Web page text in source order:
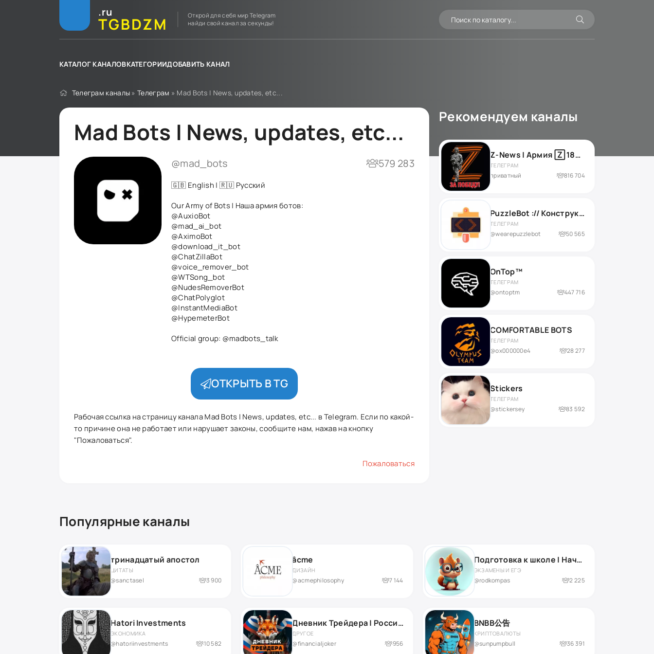
.ru
TGBDZM
Открой для себя мир Telegram
найди свой канал за секунды!
КАТАЛОГ КАНАЛОВКАТЕГОРИИДОБАВИТЬ КАНАЛ
Телеграм каналы »Телеграм » Mad Bots | News, updates, etc...
Mad Bots | News, updates, etc...
@mad_bots 579 283
🇬🇧 English | 🇷🇺 Русский
Our Army of Bots | Наша армия ботов:
@AuxioBot
@mad_ai_bot
@AximoBot
@download_it_bot
@ChatZillaBot
@voice_remover_bot
@WTSong_bot
@NudesRemoverBot
@ChatPolyglot
@InstantMediaBot
@HypemeterBot
Official group: @madbots_talk
ОТКРЫТЬ В TG
Рабочая ссылка на страницу канала Mad Bots | News, updates, etc... в Telegram. Если по какой-
то причине она не работает или нарушает законы, сообщите нам, нажав на кнопку
"Пожаловаться".
Пожаловаться
Рекомендуем каналы
Z-News | Армия 🅉 18+ 🔥
ТЕЛЕГРАМ
приватный 816 704
PuzzleBot :// Конструктор ботов
ТЕЛЕГРАМ
@wearepuzzlebot 50 565
OnTop™
ТЕЛЕГРАМ
@ontoptm 447 716
COMFORTABLE BOTS
ТЕЛЕГРАМ
@ox000000e4 28 277
Stickers
ТЕЛЕГРАМ
@stickersey 83 592
Популярные каналы
тринадцатый апостол
ЦИТАТЫ
@sanctasel 3 900
âcme
ДИЗАЙН
@acmephilosophy 7 144
Подготовка к школе | Началка | Нейропсихолог
ЭКЗАМЕНЫ И ЕГЭ
@rodkompas 2 225
Hatori Investments
ЭКОНОМИКА
@hatoriinvestments 10 582
Дневник Трейдера | Российский рынок
ДРУГОЕ
@financialjoker 956
BNBB公告
КРИПТОВАЛЮТЫ
@sunpumpbull 36 391